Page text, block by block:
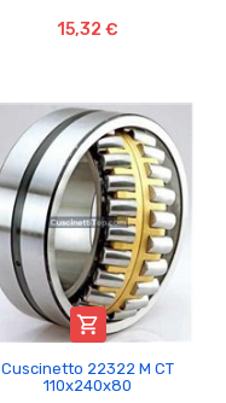
15,32 €

Cuscinetto 22322 M CT
110x240x80